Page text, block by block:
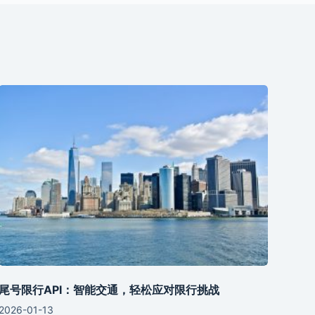
号限行API：智能交通，轻松应对限行挑战
01-13